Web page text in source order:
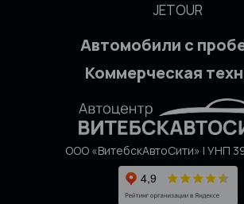
JETOUR
Автомобили с
Коммерческая
ООО «ВитебскАвтоСити» | УНП